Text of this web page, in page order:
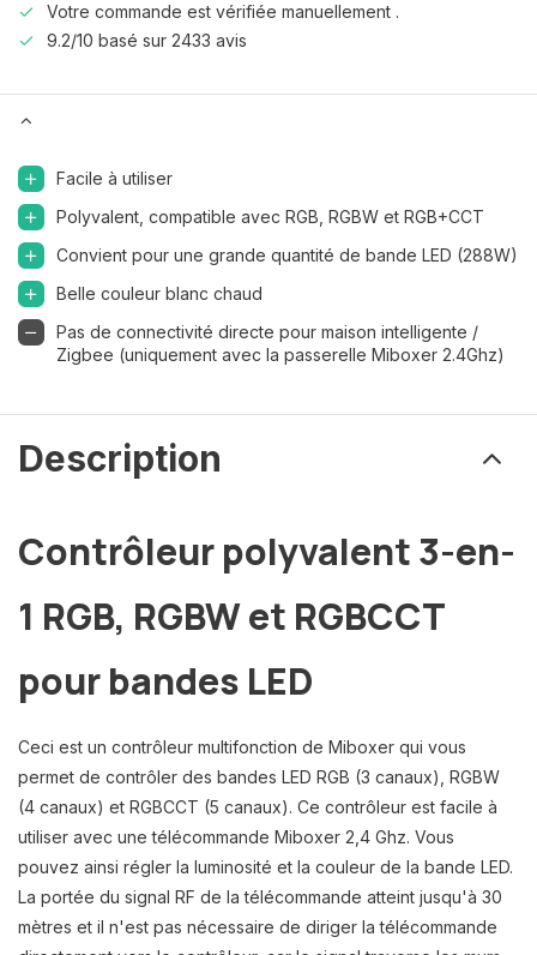
Votre commande est vérifiée manuellement .
9.2/10 basé sur 2433 avis
Facile à utiliser
Polyvalent, compatible avec RGB, RGBW et RGB+CCT
Convient pour une grande quantité de bande LED (288W)
Belle couleur blanc chaud
Pas de connectivité directe pour maison intelligente /
Zigbee (uniquement avec la passerelle Miboxer 2.4Ghz)
Description
Contrôleur polyvalent 3-en-
1 RGB, RGBW et RGBCCT
pour bandes LED
Ceci est un contrôleur multifonction de Miboxer qui vous
permet de contrôler des bandes LED RGB (3 canaux), RGBW
(4 canaux) et RGBCCT (5 canaux). Ce contrôleur est facile à
utiliser avec une télécommande Miboxer 2,4 Ghz. Vous
pouvez ainsi régler la luminosité et la couleur de la bande LED.
La portée du signal RF de la télécommande atteint jusqu'à 30
mètres et il n'est pas nécessaire de diriger la télécommande